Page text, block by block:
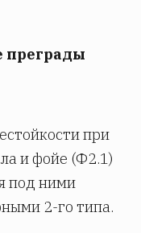
преграды
при
и фойе (Ф2.1)
под ними
2-го типа.